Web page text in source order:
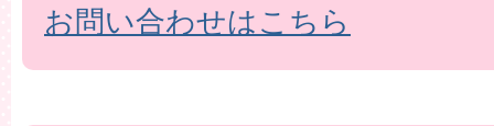
お問い合わせはこちら